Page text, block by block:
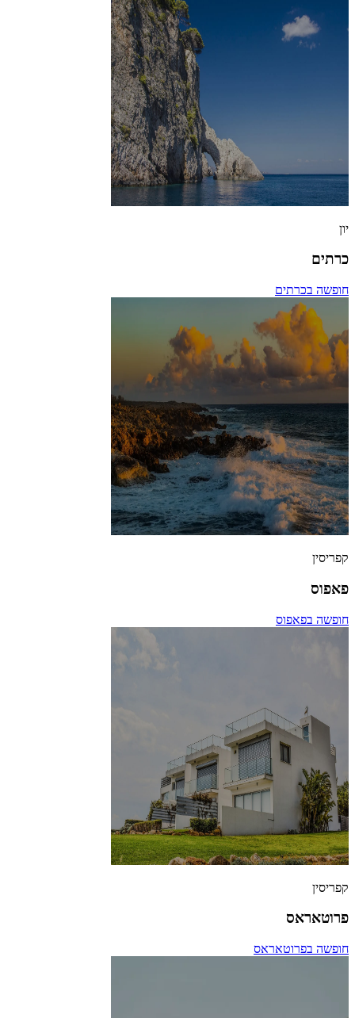
יון
כרתים
חופשה בכרתים
קפריסין
פאפוס
חופשה בפאפוס
קפריסין
פרוטאראס
חופשה בפרוטאראס